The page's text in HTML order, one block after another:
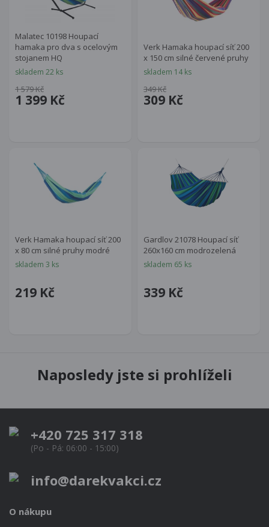
Malatec 10198 Houpací
hamaka pro dva s ocelovým
stojanem HQ
skladem 22 ks
1 399 Kč
1 579 Kč
Verk Hamaka houpací síť 200
x 150 cm silné červené pruhy
skladem 14 ks
309 Kč
349 Kč
Verk Hamaka houpací síť 200
x 80 cm silné pruhy modré
skladem 3 ks
219 Kč
Gardlov 21078 Houpací síť
260x160 cm modrozelená
skladem 65 ks
339 Kč
Naposledy jste si prohlíželi
+420 725 317 318
(Po - Pá: 06:00 - 15:00)
info@darekvakci.cz
O nákupu